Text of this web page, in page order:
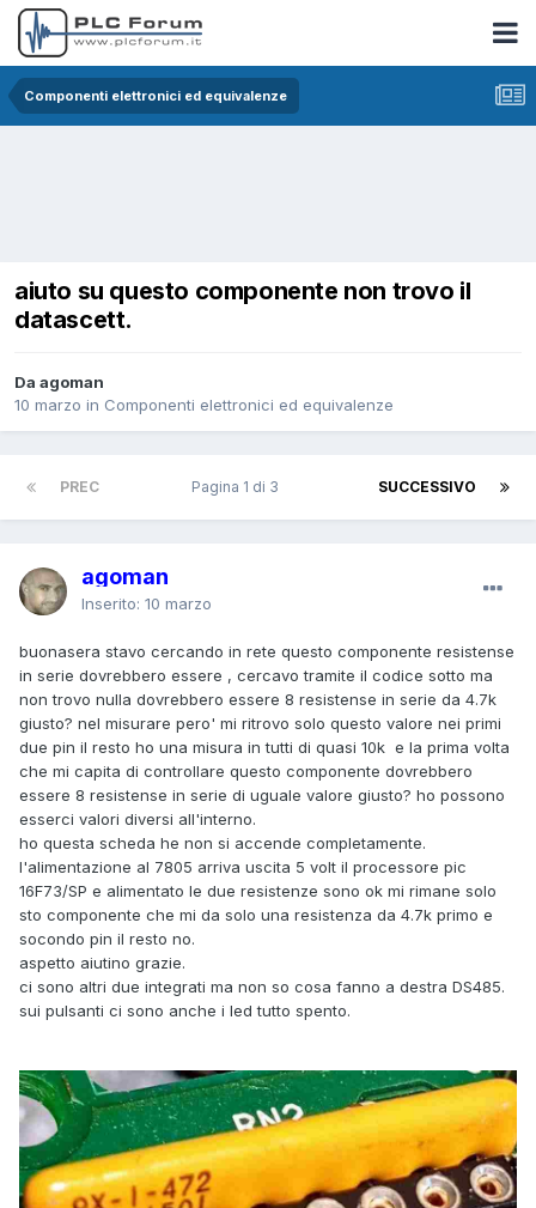
Componenti elettronici ed equivalenze
aiuto su questo componente non trovo il
datascett.
Da agoman
10 marzo in Componenti elettronici ed equivalenze
PREC SUCCESSIVO
Pagina 1 di 3
agoman
Inserito: 10 marzo
buonasera stavo cercando in rete questo componente resistense
in serie dovrebbero essere , cercavo tramite il codice sotto ma
non trovo nulla dovrebbero essere 8 resistense in serie da 4.7k
giusto? nel misurare pero' mi ritrovo solo questo valore nei primi
due pin il resto ho una misura in tutti di quasi 10k e la prima volta
che mi capita di controllare questo componente dovrebbero
essere 8 resistense in serie di uguale valore giusto? ho possono
esserci valori diversi all'interno.
ho questa scheda he non si accende completamente.
l'alimentazione al 7805 arriva uscita 5 volt il processore pic
16F73/SP e alimentato le due resistenze sono ok mi rimane solo
sto componente che mi da solo una resistenza da 4.7k primo e
socondo pin il resto no.
aspetto aiutino grazie.
ci sono altri due integrati ma non so cosa fanno a destra DS485.
sui pulsanti ci sono anche i led tutto spento.